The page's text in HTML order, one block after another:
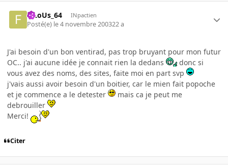
FiLoUs_64 INpactien
Posté(e) le 4 novembre 200322 a
J'ai besoin d'un bon ventirad, pas trop bruyant pour mon futur
OC.. j'ai aucune idée je connait rien la dedans
donc si
vous avez des noms, des sites, faite moi en part svp
j'vais aussi avoir besoin d'un boitier, car le mien fait popoche
et je commence a le detester
mais ca je peut me
debrouiller
Merci!
Citer